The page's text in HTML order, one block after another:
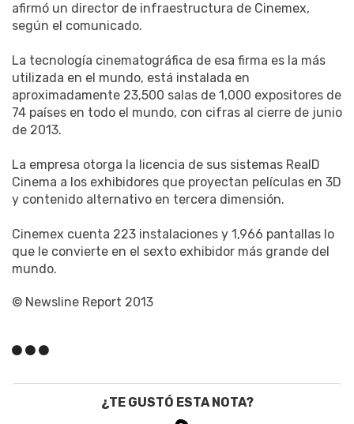
afirmó un director de infraestructura de Cinemex,
según el comunicado.
La tecnología cinematográfica de esa firma es la más
utilizada en el mundo, está instalada en
aproximadamente 23,500 salas de 1,000 expositores de
74 países en todo el mundo, con cifras al cierre de junio
de 2013.
La empresa otorga la licencia de sus sistemas RealD
Cinema a los exhibidores que proyectan películas en 3D
y contenido alternativo en tercera dimensión.
Cinemex cuenta 223 instalaciones y 1,966 pantallas lo
que le convierte en el sexto exhibidor más grande del
mundo.
© Newsline Report 2013
¿TE GUSTÓ ESTA NOTA?